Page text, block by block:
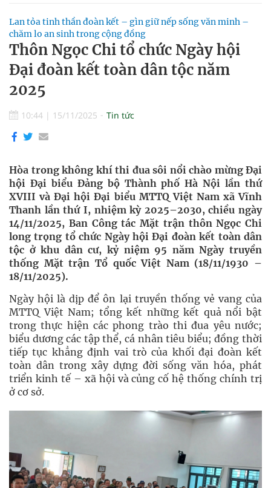
Lan tỏa tinh thần đoàn kết – gìn giữ nếp sống văn minh –
chăm lo an sinh trong cộng đồng
Thôn Ngọc Chi tổ chức Ngày hội
Đại đoàn kết toàn dân tộc năm
2025
10:44 | 15/11/2025 Tin tức
Hòa trong không khí thi đua sôi nổi chào mừng Đại
hội Đại biểu Đảng bộ Thành phố Hà Nội lần thứ
XVIII và Đại hội Đại biểu MTTQ Việt Nam xã Vĩnh
Thanh lần thứ I, nhiệm kỳ 2025–2030, chiều ngày
14/11/2025, Ban Công tác Mặt trận thôn Ngọc Chi
long trọng tổ chức Ngày hội Đại đoàn kết toàn dân
tộc ở khu dân cư, kỷ niệm 95 năm Ngày truyền
thống Mặt trận Tổ quốc Việt Nam (18/11/1930 –
18/11/2025).
Ngày hội là dịp để ôn lại truyền thống vẻ vang của
MTTQ Việt Nam; tổng kết những kết quả nổi bật
trong thực hiện các phong trào thi đua yêu nước;
biểu dương các tập thể, cá nhân tiêu biểu; đồng thời
tiếp tục khẳng định vai trò của khối đại đoàn kết
toàn dân trong xây dựng đời sống văn hóa, phát
triển kinh tế – xã hội và củng cố hệ thống chính trị
ở cơ sở.